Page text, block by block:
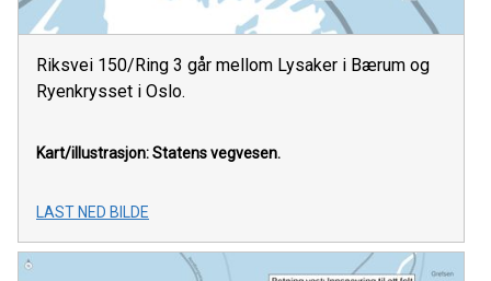
Riksvei 150/Ring 3 går mellom Lysaker i Bærum og
Ryenkrysset i Oslo.
Kart/illustrasjon: Statens vegvesen.
LAST NED BILDE